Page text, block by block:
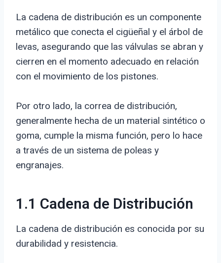
La cadena de distribución es un componente
metálico que conecta el cigüeñal y el árbol de
levas, asegurando que las válvulas se abran y
cierren en el momento adecuado en relación
con el movimiento de los pistones.
Por otro lado, la correa de distribución,
generalmente hecha de un material sintético o
goma, cumple la misma función, pero lo hace
a través de un sistema de poleas y
engranajes.
1.1 Cadena de Distribución
La cadena de distribución es conocida por su
durabilidad y resistencia.